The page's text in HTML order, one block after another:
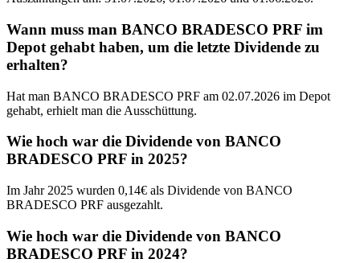
Wann muss man BANCO BRADESCO PRF im
Depot gehabt haben, um die letzte Dividende zu
erhalten?
Hat man BANCO BRADESCO PRF am 02.07.2026 im Depot
gehabt, erhielt man die Ausschüttung.
Wie hoch war die Dividende von BANCO
BRADESCO PRF in 2025?
Im Jahr 2025 wurden 0,14€ als Dividende von BANCO
BRADESCO PRF ausgezahlt.
Wie hoch war die Dividende von BANCO
BRADESCO PRF in 2024?